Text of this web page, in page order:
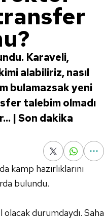
Karaveli,
alabiliriz, nasıl
bulamazsak yeni
talebim olmadı
| Son dakika
kamp hazırlıklarını
bulundu.
durumdaydı. Saha